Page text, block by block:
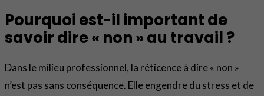
Pourquoi est-il important de
savoir dire « non » au travail ?
Dans le milieu professionnel, la réticence à dire « non »
n’est pas sans conséquence. Elle engendre du stress et de